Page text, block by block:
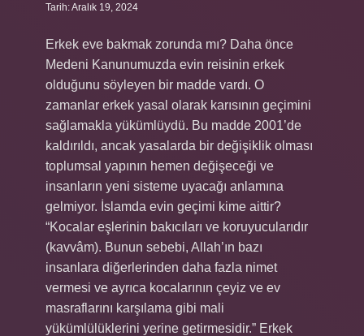
Tarih: Aralık 19, 2024
Erkek eve bakmak zorunda mı? Daha önce
Medeni Kanunumuzda evin reisinin erkek
olduğunu söyleyen bir madde vardı. O
zamanlar erkek yasal olarak karısının geçimini
sağlamakla yükümlüydü. Bu madde 2001’de
kaldırıldı, ancak yasalarda bir değişiklik olması
toplumsal yapının hemen değişeceği ve
insanların yeni sisteme uyacağı anlamına
gelmiyor. İslamda evin geçimi kime aittir?
“Kocalar eşlerinin bakıcıları ve koruyucularıdır
(kavvâm). Bunun sebebi, Allah’ın bazı
insanlara diğerlerinden daha fazla nimet
vermesi ve ayrıca kocalarının çeyiz ve ev
masraflarını karşılama gibi mali
yükümlülüklerini yerine getirmesidir.” Erkek